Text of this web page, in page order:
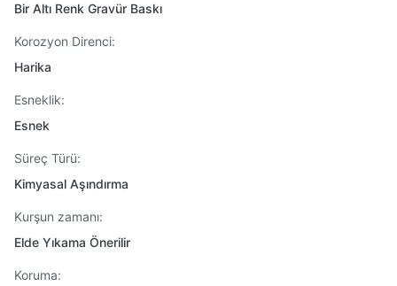
Bir Altı Renk Gravür Baskı
Korozyon Direnci:
Harika
Esneklik:
Esnek
Süreç Türü:
Kimyasal Aşındırma
Kurşun zamanı:
Elde Yıkama Önerilir
Koruma: